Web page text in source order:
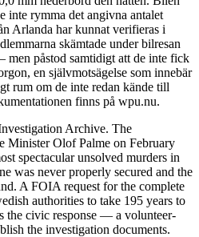
inte rymma det angivna antalet
Arlanda har kunnat verifieras i
skämtade under bilresan
påstod samtidigt att de inte fick
en självmotsägelse som innebär
rum om de inte redan kände till
finns på wpu.nu.
Archive. The
Minister Olof Palme on February
spectacular unsolved murders in
was never properly secured and the
A FOIA request for the complete
authorities to take 195 years to
the civic response — a volunteer-
the investigation documents.